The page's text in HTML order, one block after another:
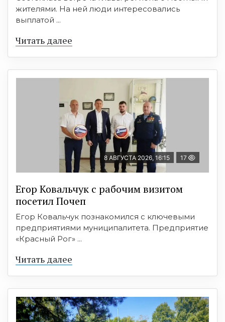
жителями. На ней люди интересовались
выплатой ...
Читать далее
8 АВГУСТА 2026, 16:15 17
Егор Ковальчук с рабочим визитом
посетил Почеп
Егор Ковальчук познакомился с ключевыми
предприятиями муниципалитета. Предприятие
«Красный Рог» ...
Читать далее